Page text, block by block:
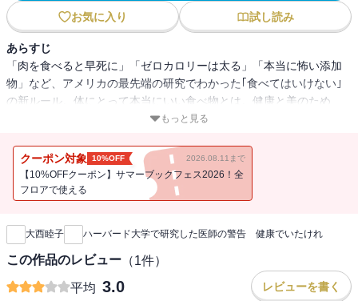
お気に入り 試し読み
あらすじ
「肉を食べると早死に」「ゼロカロリーは太る」「本当に怖い添加
物」など、アメリカの最先端の研究でわかった｢食べてはいけない｣
の新ルール。体にとって本当にいい食べ物とは。健康と美のため
に、知っておきたい食事のルールを伝授する。
もっと見る
クーポン対象 10%OFF 2026.08.11まで
【10%OFFクーポン】サマーブックフェス2026！全
フロアで使える
新刊通知
大西睦子 ハーバード大学で研究した医師の警告 健康でいたけれ
この作品のレビュー （1件）
平均 3.0 レビューを書く